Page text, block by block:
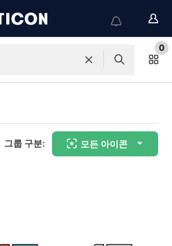
0
그룹 구분: 모든 아이콘